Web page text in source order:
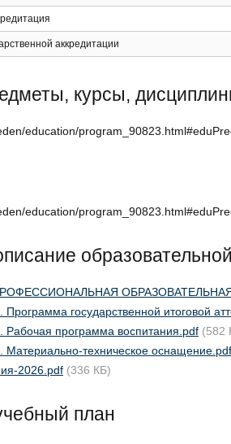
аккредитации
курсы,
education/
education/
ОБРАЗОВАТЕЛЬНАЯ
государственной итоговой
Рабочая программа воспитания.pdf (582
Материально-техническое оснащение.pdf
2026.pdf (336 КБ)
план